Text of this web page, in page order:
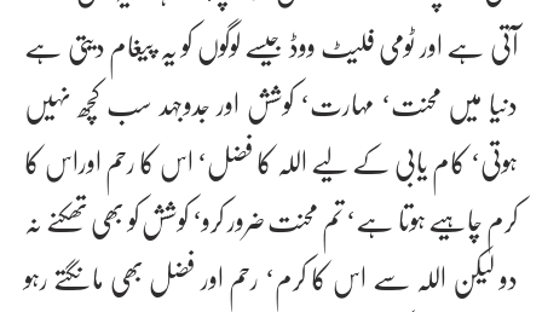
آتی ہے اور ٹومی فلیٹ ووڈ جیسے لوگوں کو یہ پیغام دیتی ہے
دنیا میں محنت‘ مہارت‘ کوشش اور جدوجہد سب کچھ نہیں
ہوتی‘ کام یابی کے لیے اللہ کا فضل‘ اس کا رحم اوراس کا
کرم چاہیے ہوتا ہے‘ تم محنت ضرور کرو‘ کوشش کو بھی تھکنے نہ
دو لیکن اللہ سے اس کا کرم‘ رحم اور فضل بھی مانگتے رہو